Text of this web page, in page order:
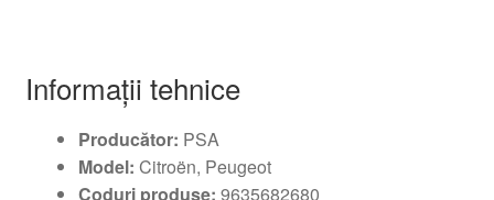
Informații tehnice
Producător: PSA
Model: Citroën, Peugeot
Coduri produse: 9635682680